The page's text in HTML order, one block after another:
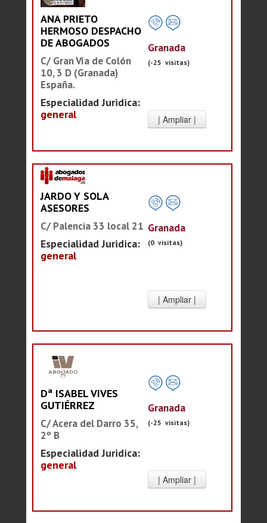
ANA PRIETO
HERMOSO DESPACHO
DE ABOGADOS
C/ Gran Vía de Colón
10, 3 D (Granada)
España.
Especialidad Juridica:
general
Granada
(-25 visitas)
JARDO Y SOLA
ASESORES
C/ Palencia 33 local 21
Especialidad Juridica:
general
Granada
(0 visitas)
Dª ISABEL VIVES
GUTIÉRREZ
C/ Acera del Darro 35,
2º B
Especialidad Juridica:
general
Granada
(-25 visitas)